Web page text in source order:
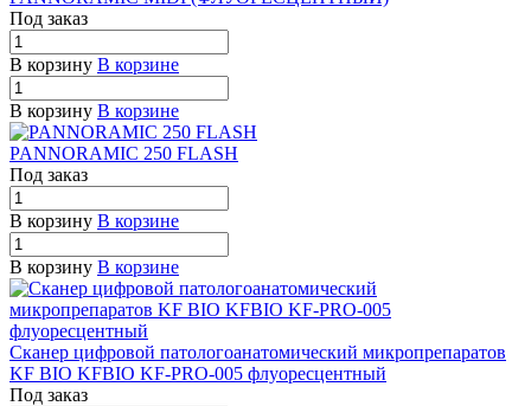
Под заказ
В корзину В корзине
В корзину В корзине
PANNORAMIC 250 FLASH
Под заказ
В корзину В корзине
В корзину В корзине
Сканер цифровой патологоанатомический микропрепаратов
KF BIO KFBIO KF-PRO-005 флуоресцентный
Под заказ